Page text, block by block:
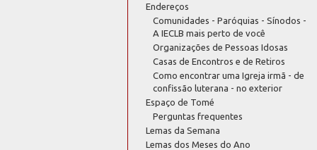
Endereços
Comunidades - Paróquias - Sínodos -
A IECLB mais perto de você
Organizações de Pessoas Idosas
Casas de Encontros e de Retiros
Como encontrar uma Igreja irmã - de
confissão luterana - no exterior
Espaço de Tomé
Perguntas frequentes
Lemas da Semana
Lemas dos Meses do Ano